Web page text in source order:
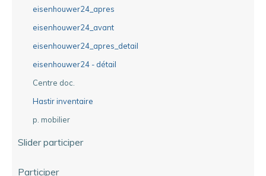
eisenhouwer24_apres
eisenhouwer24_avant
eisenhouwer24_apres_detail
eisenhouwer24 - détail
Centre doc.
Hastir inventaire
p. mobilier
Slider participer
Participer